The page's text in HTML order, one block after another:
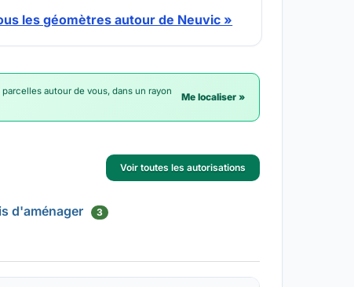
les géomètres autour de Neuvic »
autour de vous, dans un rayon
Me localiser »
Voir toutes les autorisations
d'aménager 3